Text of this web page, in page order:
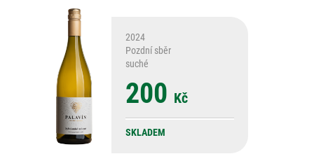
2024
Pozdní sběr
suché
200 Kč
SKLADEM